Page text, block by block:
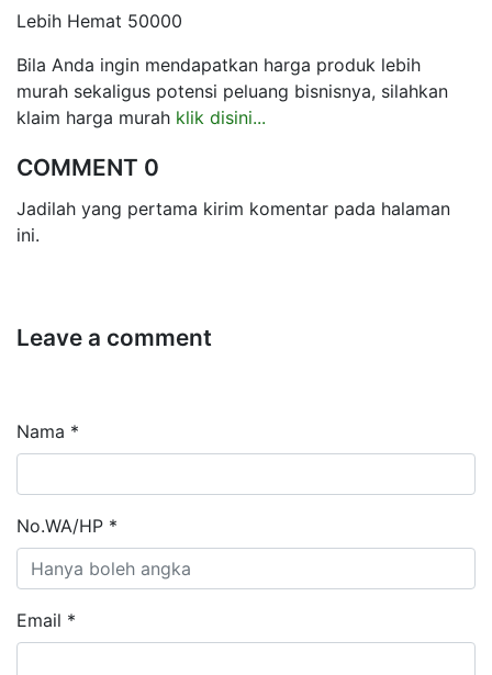
Lebih Hemat 50000
Bila Anda ingin mendapatkan harga produk lebih
murah sekaligus potensi peluang bisnisnya, silahkan
klaim harga murah klik disini...
COMMENT 0
Jadilah yang pertama kirim komentar pada halaman
ini.
Leave a comment
Nama *
No.WA/HP *
Email *